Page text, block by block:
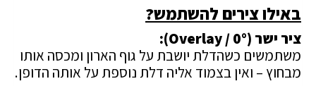
באילו צירים להשתמש?
ציר ישר (0° / Overlay):
משתמשים כשהדלת יושבת על גוף הארון ומכסה אותו
מבחוץ – ואין בצמוד אליה דלת נוספת על אותה הדופן.